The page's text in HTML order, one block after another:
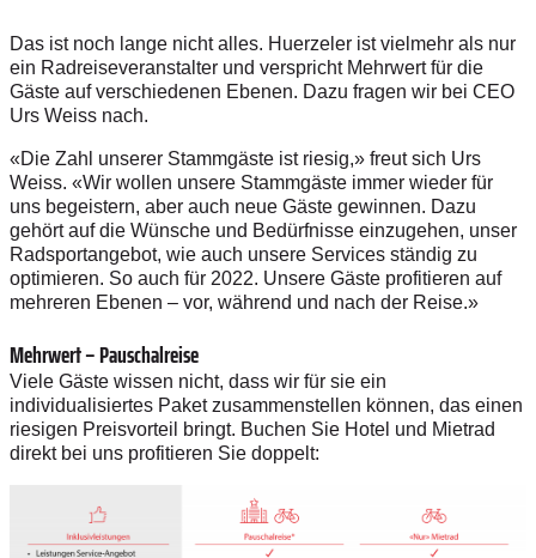
Das ist noch lange nicht alles. Huerzeler ist vielmehr als nur
ein Radreiseveranstalter und verspricht Mehrwert für die
Gäste auf verschiedenen Ebenen. Dazu fragen wir bei CEO
Urs Weiss nach.
«Die Zahl unserer Stammgäste ist riesig,» freut sich Urs
Weiss. «Wir wollen unsere Stammgäste immer wieder für
uns begeistern, aber auch neue Gäste gewinnen. Dazu
gehört auf die Wünsche und Bedürfnisse einzugehen, unser
Radsportangebot, wie auch unsere Services ständig zu
optimieren. So auch für 2022. Unsere Gäste profitieren auf
mehreren Ebenen – vor, während und nach der Reise.»
Mehrwert – Pauschalreise
Viele Gäste wissen nicht, dass wir für sie ein
individualisiertes Paket zusammenstellen können, das einen
riesigen Preisvorteil bringt. Buchen Sie Hotel und Mietrad
direkt bei uns profitieren Sie doppelt: